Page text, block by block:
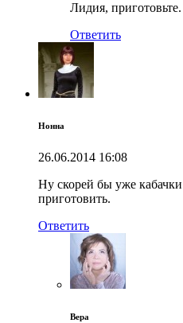
Лидия,
Ответить
Нонна
26.06.2014 16:08
Ну скорей бы уже
приготовить.
Ответить
Вера